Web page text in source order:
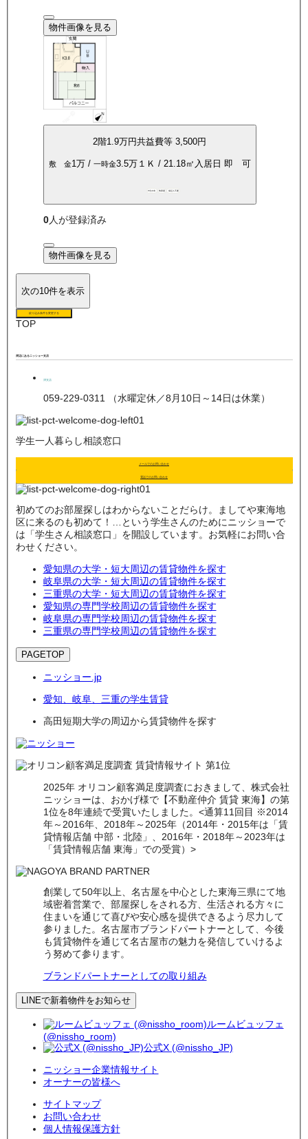
物件画像を見る
2階1.9万円共益費等 3,500円
敷 金1万/ 一時金3.5万１Ｋ / 21.18㎡ 入居日 即 可
P空き有 角部屋 保証人不要
0人が登録済み
物件画像を見る
次の10件を表示
絞り込み条件を変更する
TOP
周辺にあるニッショー支店
津支店
059-229-0311 （水曜定休／8月10日～14日は休業）
学生一人暮らし相談窓口
メールでのお問い合わせ
電話でのお問い合わせ
初めてのお部屋探しはわからないことだらけ。ましてや東海地
区に来るのも初めて！…という学生さんのためにニッショーで
は「学生さん相談窓口」を開設しています。お気軽にお問い合
わせください。
愛知県の大学・短大周辺の賃貸物件を探す
岐阜県の大学・短大周辺の賃貸物件を探す
三重県の大学・短大周辺の賃貸物件を探す
愛知県の専門学校周辺の賃貸物件を探す
岐阜県の専門学校周辺の賃貸物件を探す
三重県の専門学校周辺の賃貸物件を探す
PAGETOP
ニッショー.jp
愛知、岐阜、三重の学生賃貸
高田短期大学の周辺から賃貸物件を探す
2025年 オリコン顧客満足度調査におきまして、株式会社
ニッショーは、おかげ様で【不動産仲介 賃貸 東海】の第
1位を8年連続で受賞いたしました。<通算11回目 ※2014
年～2016年、2018年～2025年（2014年・2015年は「賃
貸情報店舗 中部・北陸」、2016年・2018年～2023年は
「賃貸情報店舗 東海」での受賞）>
創業して50年以上、名古屋を中心とした東海三県にて地
域密着営業で、部屋探しをされる方、生活される方々に
住まいを通じて喜びや安心感を提供できるよう尽力して
参りました。名古屋市ブランドパートナーとして、今後
も賃貸物件を通じて名古屋市の魅力を発信していけるよ
う努めて参ります。
ブランドパートナーとしての取り組み
LINEで新着物件をお知らせ
ルームビュッフェ
(@nissho_room)
公式X (@nissho_JP)
ニッショー企業情報サイト
オーナーの皆様へ
サイトマップ
お問い合わせ
個人情報保護方針